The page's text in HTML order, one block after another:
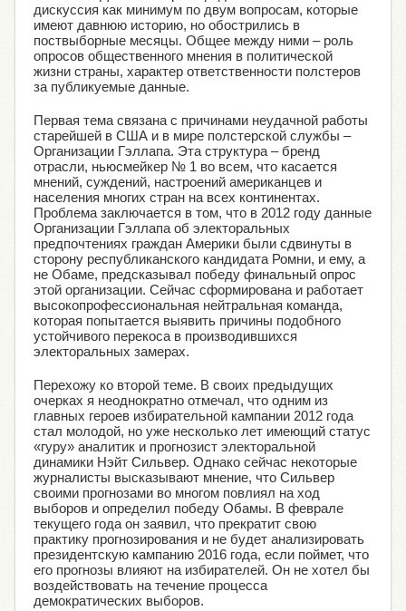
дискуссия как минимум по двум вопросам, которые
имеют давнюю историю, но обострились в
поствыборные месяцы. Общее между ними – роль
опросов общественного мнения в политической
жизни страны, характер ответственности полстеров
за публикуемые данные.
Первая тема связана с причинами неудачной работы
старейшей в США и в мире полстерской службы –
Организации Гэллапа. Эта структура – бренд
отрасли, ньюсмейкер № 1 во всем, что касается
мнений, суждений, настроений американцев и
населения многих стран на всех континентах.
Проблема заключается в том, что в 2012 году данные
Организации Гэллапа об электоральных
предпочтениях граждан Америки были сдвинуты в
сторону республиканского кандидата Ромни, и ему, а
не Обаме, предсказывал победу финальный опрос
этой организации. Сейчас сформирована и работает
высокопрофессиональная нейтральная команда,
которая попытается выявить причины подобного
устойчивого перекоса в производившихся
электоральных замерах.
Перехожу ко второй теме. В своих предыдущих
очерках я неоднократно отмечал, что одним из
главных героев избирательной кампании 2012 года
стал молодой, но уже несколько лет имеющий статус
«гуру» аналитик и прогнозист электоральной
динамики Нэйт Сильвер. Однако сейчас некоторые
журналисты высказывают мнение, что Сильвер
своими прогнозами во многом повлиял на ход
выборов и определил победу Обамы. В феврале
текущего года он заявил, что прекратит свою
практику прогнозирования и не будет анализировать
президентскую кампанию 2016 года, если поймет, что
его прогнозы влияют на избирателей. Он не хотел бы
воздействовать на течение процесса
демократических выборов.